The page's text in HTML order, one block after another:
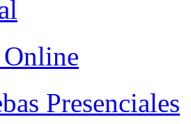
Online
Presenciales